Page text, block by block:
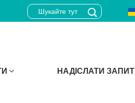
НАДІСЛАТИ ЗАПИТ